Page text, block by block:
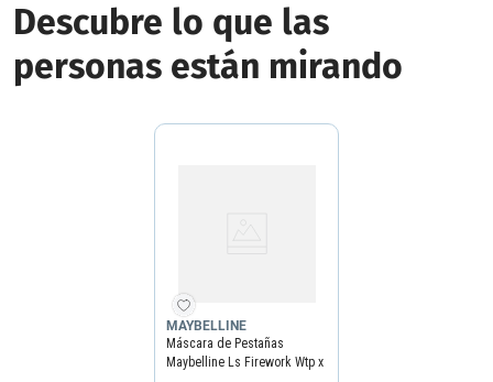
Descubre lo que las
personas están mirando
MAYBELLINE
Máscara de Pestañas
Maybelline Ls Firework Wtp x